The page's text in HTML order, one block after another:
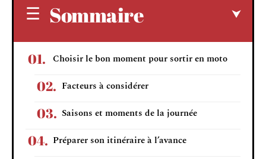
Sommaire
Choisir le bon moment pour sortir en moto
Facteurs à considérer
Saisons et moments de la journée
Préparer son itinéraire à l’avance